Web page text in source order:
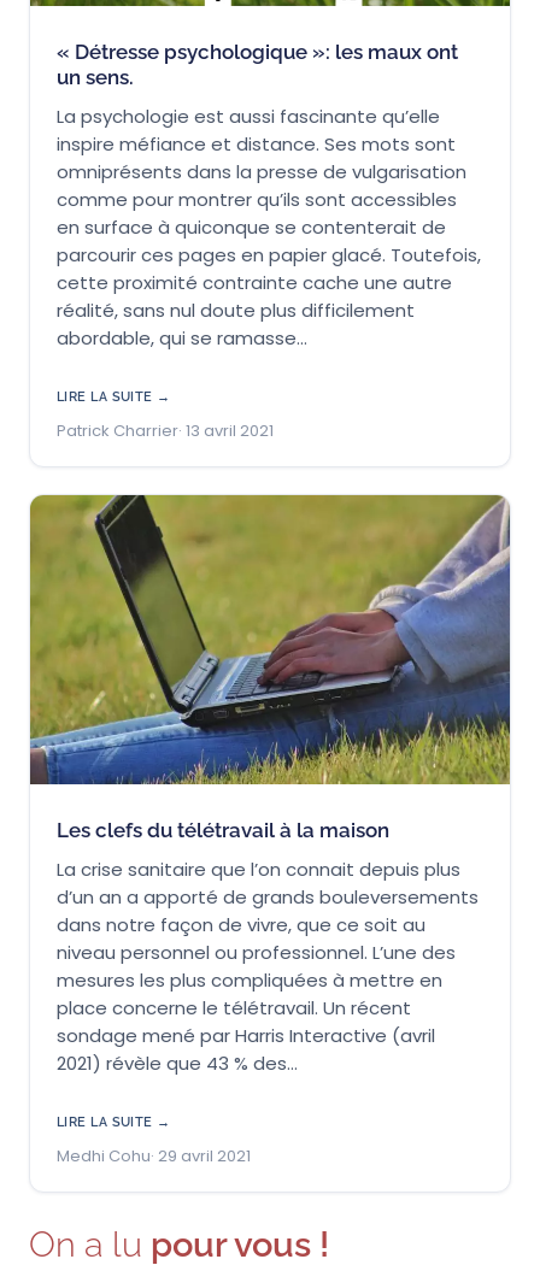
« Détresse psychologique »: les maux ont
un sens.
La psychologie est aussi fascinante qu’elle
inspire méfiance et distance. Ses mots sont
omniprésents dans la presse de vulgarisation
comme pour montrer qu’ils sont accessibles
en surface à quiconque se contenterait de
parcourir ces pages en papier glacé. Toutefois,
cette proximité contrainte cache une autre
réalité, sans nul doute plus difficilement
abordable, qui se ramasse…
LIRE LA SUITE →
Patrick Charrier 13 avril 2021
Les clefs du télétravail à la maison
La crise sanitaire que l’on connait depuis plus
d’un an a apporté de grands bouleversements
dans notre façon de vivre, que ce soit au
niveau personnel ou professionnel. L’une des
mesures les plus compliquées à mettre en
place concerne le télétravail. Un récent
sondage mené par Harris Interactive (avril
2021) révèle que 43 % des…
LIRE LA SUITE →
Medhi Cohu 29 avril 2021
On a lu pour vous !